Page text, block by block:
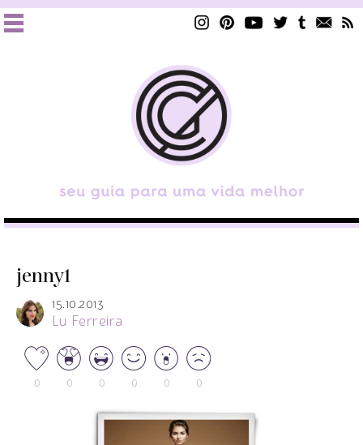
jenny1
15.10.2013
Lu Ferreira
0 0 0 0 0 0